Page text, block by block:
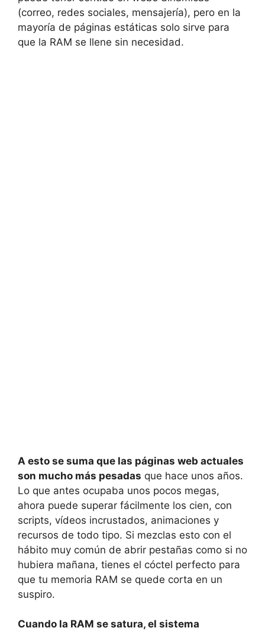
(correo, redes sociales, mensajería), pero en la
mayoría de páginas estáticas solo sirve para
que la RAM se llene sin necesidad.
A esto se suma que las páginas web actuales
son mucho más pesadas que hace unos años.
Lo que antes ocupaba unos pocos megas,
ahora puede superar fácilmente los cien, con
scripts, vídeos incrustados, animaciones y
recursos de todo tipo. Si mezclas esto con el
hábito muy común de abrir pestañas como si no
hubiera mañana, tienes el cóctel perfecto para
que tu memoria RAM se quede corta en un
suspiro.
Cuando la RAM se satura, el sistema